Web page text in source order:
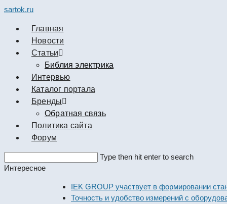
sartok.ru
Главная
Новости
Cтатьи
Библия электрика
Интервью
Каталог портала
Бренды
Обратная связь
Политика сайта
Форум
this
Type then hit enter to search
Интересное
IEK GROUP участвует в формировании
Точность и удобство измерений с